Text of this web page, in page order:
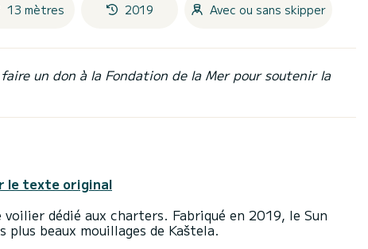
13 mètres 2019 Avec ou sans skipper
un don à la Fondation de la Mer pour soutenir la
le texte original
dédié aux charters. Fabriqué en 2019, le Sun
plus beaux mouillages de Kaštela.